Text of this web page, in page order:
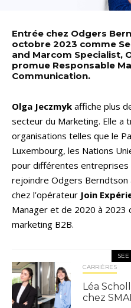
Entrée chez Odgers
octobre 2023 comme
and Marcom Specialist,
promue Responsable
Communication.
Olga Jeczmyk affiche plus
secteur du Marketing. Elle a
organisations telles que le
Luxembourg, les Nations
pour différentes entreprises
rejoindre Odgers Berndtson
chez l’opérateur Join
Manager et de 2020 à 2023
marketing B2B.
SEE
CARRIÈRES
Léa
chez